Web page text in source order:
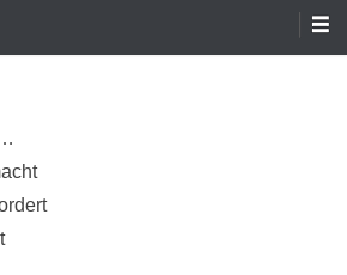
e.V.